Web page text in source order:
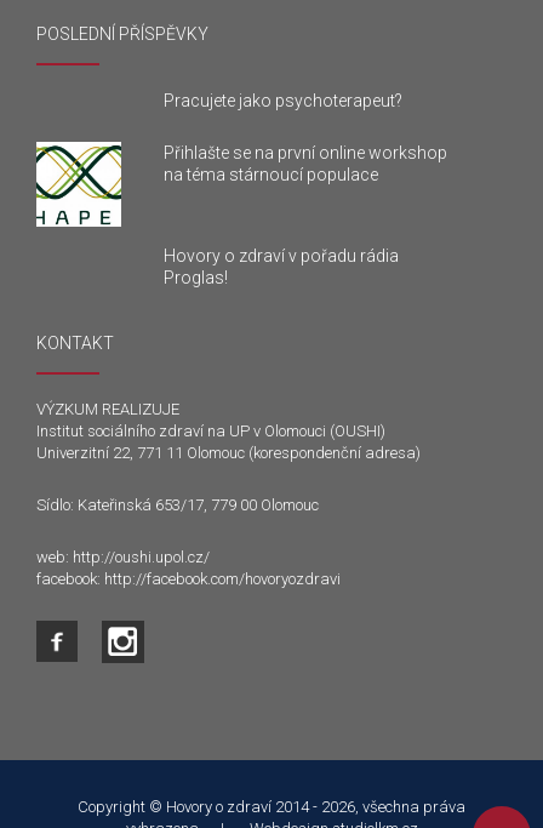
POSLEDNÍ PŘÍSPĚVKY
Pracujete jako psychoterapeut?
Přihlašte se na první online workshop
na téma stárnoucí populace
Hovory o zdraví v pořadu rádia
Proglas!
KONTAKT
VÝZKUM REALIZUJE
Institut sociálního zdraví na UP v Olomouci (OUSHI)
Univerzitní 22, 771 11 Olomouc (korespondenční adresa)
Sídlo: Kateřinská 653/17, 779 00 Olomouc
web: http://oushi.upol.cz/
facebook: http://facebook.com/hovoryozdravi
Copyright © Hovory o zdraví 2014 - 2026, všechna práva
souhlasíte.